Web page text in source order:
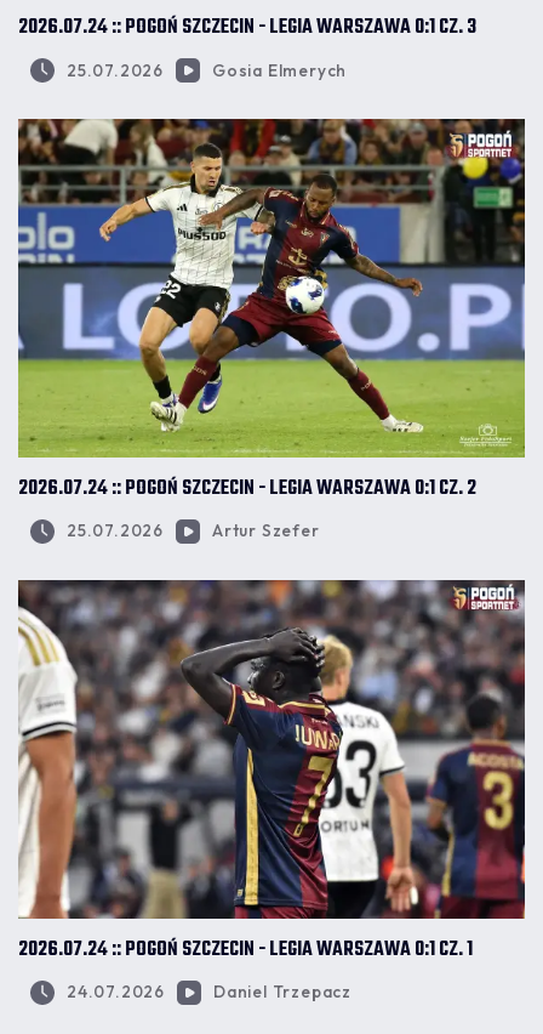
2026.07.24 :: POGOŃ SZCZECIN - LEGIA WARSZAWA 0:1 CZ. 3
25.07.2026 Gosia Elmerych
2026.07.24 :: POGOŃ SZCZECIN - LEGIA WARSZAWA 0:1 CZ. 2
25.07.2026 Artur Szefer
2026.07.24 :: POGOŃ SZCZECIN - LEGIA WARSZAWA 0:1 CZ. 1
24.07.2026 Daniel Trzepacz